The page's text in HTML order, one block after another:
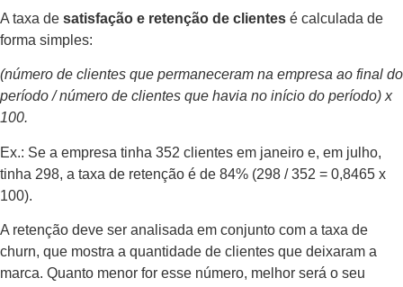
A taxa de satisfação e retenção de clientes é calculada de
forma simples:
(número de clientes que permaneceram na empresa ao final do
período / número de clientes que havia no início do período) x
100.
Ex.: Se a empresa tinha 352 clientes em janeiro e, em julho,
tinha 298, a taxa de retenção é de 84% (298 / 352 = 0,8465 x
100).
A retenção deve ser analisada em conjunto com a taxa de
churn, que mostra a quantidade de clientes que deixaram a
marca. Quanto menor for esse número, melhor será o seu